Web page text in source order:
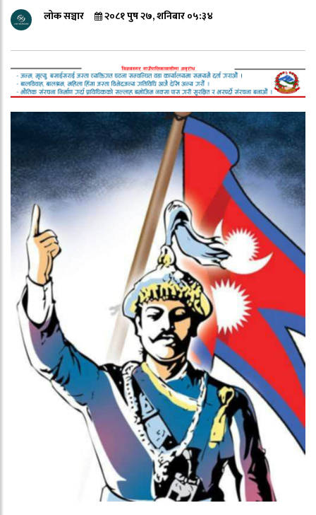
लोक सञ्चार २०८१ पुष २७, शनिबार ०५:३४